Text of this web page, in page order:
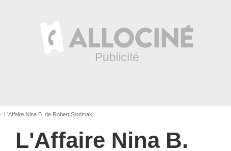
L'Affaire Nina B. de Robert Siodmak
L'Affaire Nina B.